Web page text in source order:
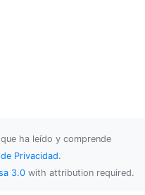
ha leído y comprende
Privacidad.
3.0 with attribution required.